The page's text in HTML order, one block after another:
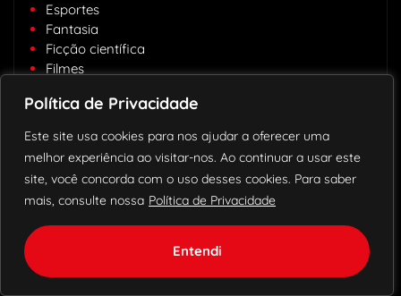
Política de Privacidade
Este site usa cookies para nos ajudar a oferecer uma
melhor experiência ao visitar-nos. Ao continuar a usar este
site, você concorda com o uso desses cookies. Para saber
mais, consulte nossa Política de Privacidade
Entendi
Esportes
Fantasia
Ficção científica
Filmes
Futebol
Geral
Infantil
IPTV
Lançamentos
Lançamentos